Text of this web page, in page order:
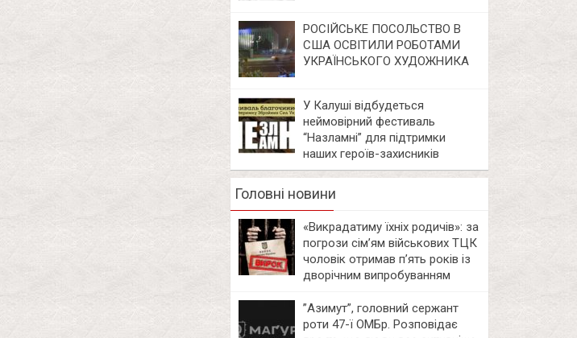
РОСІЙСЬКЕ ПОСОЛЬСТВО В
США ОСВІТИЛИ РОБОТАМИ
УКРАЇНСЬКОГО ХУДОЖНИКА
У Калуші відбудеться
неймовірний фестиваль
“Назламні” для підтримки
наших героїв-захисників
Головні новини
«Викрадатиму їхніх родичів»: за
погрози сім’ям військових ТЦК
чоловік отримав п’ять років із
дворічним випробуванням
⁨”Азимут”, головний сержант
роти 47-ї ОМБр. Розповідає